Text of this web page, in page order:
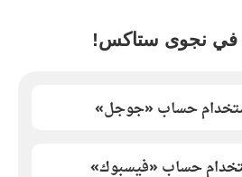
في نجوى ستاكس!
حساب «جوجل»
حساب «فيسبوك»